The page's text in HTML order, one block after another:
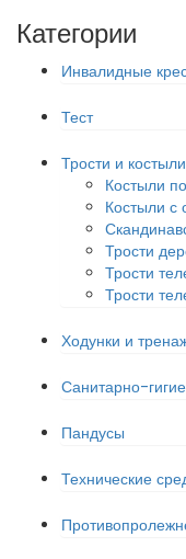
Категории
Инвалидные
Тест
Трости и костыли
Костыли
Костыли с
Трости
Трости
Трости
Ходунки и
Санитарно-
Пандусы
Технические